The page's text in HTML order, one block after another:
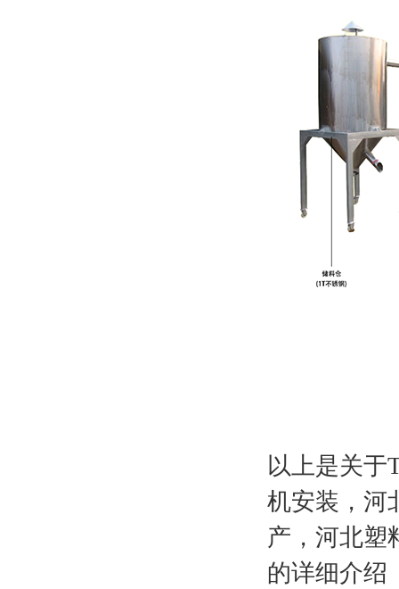
以上是关于
机安装，河
产，河北塑
的详细介绍